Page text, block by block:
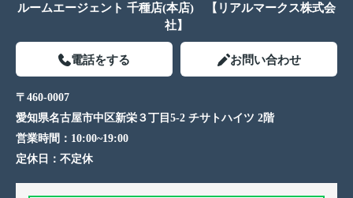
ルームエージェント 千種店(本店) 【リアルマークス株式会
社】
電話をする お問い合わせ
〒460-0007
愛知県名古屋市中区新栄３丁目5-2 チサトハイツ 2階
営業時間： 10:00~19:00
定休日： 不定休